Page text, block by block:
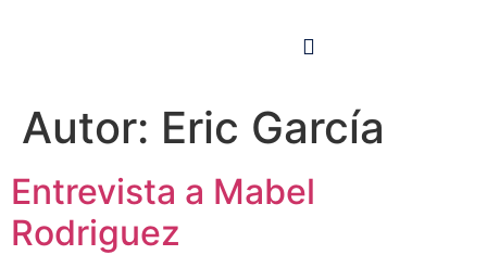
Autor: Eric García
Entrevista a Mabel
Rodriguez